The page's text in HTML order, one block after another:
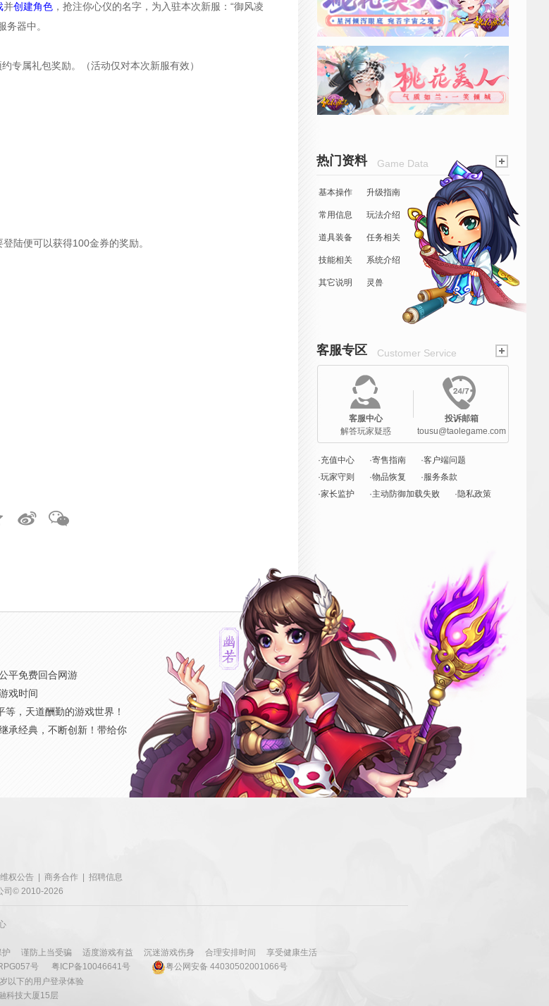
并创建角色 ，抢注你心仪的名字，为入驻本次新服：“御风凌
器中。
专属礼包奖励。（活动仅对本次新服有效）
陆便可以获得100金券的奖励。
平免费回合网游
戏时间
，天道酬勤的游戏世界！
承经典，不断创新！带给你
热门资料 Game Data
基本操作 升级指南
常用信息 玩法介绍
道具装备 任务相关
技能相关 系统介绍
其它说明 灵兽
客服专区 Customer Service
客服中心
解答玩家疑惑
投诉邮箱
tousu@taolegame.com
·充值中心 ·寄售指南
·客户端问题
·玩家守则
·物品恢复
·服务条款
·家长监护
·主动防御加载失败 ·隐私政策
维权公告 商务合作
招聘信息
司© 2010-2026
护 谨防上当受骗 适度游戏有益 沉迷游戏伤身 合理安排时间
享受健康生活
号 粤ICP备10046641号
粤公网安备 44030502001066号
以下的用户登录体验
科技大厦15层